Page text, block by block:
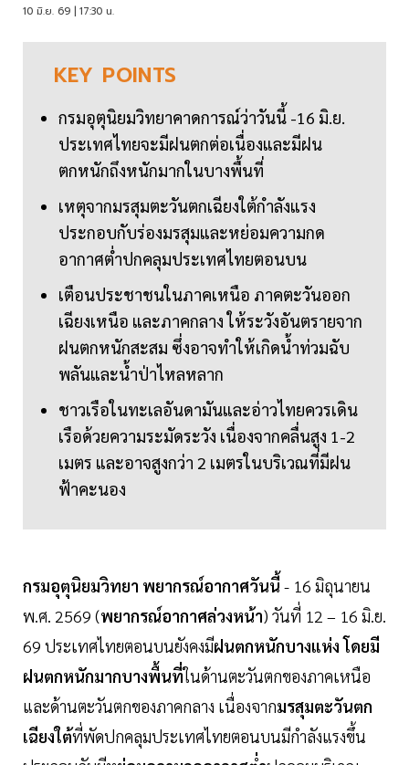
10 มิ.ย. 69 | 17:30 น.
KEY POINTS
กรมอุตุนิยมวิทยาคาดการณ์ว่าวันนี้ -16 มิ.ย.
ประเทศไทยจะมีฝนตกต่อเนื่องและมีฝน
ตกหนักถึงหนักมากในบางพื้นที่
เหตุจากมรสุมตะวันตกเฉียงใต้กำลังแรง
ประกอบกับร่องมรสุมและหย่อมความกด
อากาศต่ำปกคลุมประเทศไทยตอนบน
เตือนประชาชนในภาคเหนือ ภาคตะวันออก
เฉียงเหนือ และภาคกลาง ให้ระวังอันตรายจาก
ฝนตกหนักสะสม ซึ่งอาจทำให้เกิดน้ำท่วมฉับ
พลันและน้ำป่าไหลหลาก
ชาวเรือในทะเลอันดามันและอ่าวไทยควรเดิน
เรือด้วยความระมัดระวัง เนื่องจากคลื่นสูง 1-2
เมตร และอาจสูงกว่า 2 เมตรในบริเวณที่มีฝน
ฟ้าคะนอง
กรมอุตุนิยมวิทยา พยากรณ์อากาศวันนี้ - 16 มิถุนายน
พ.ศ. 2569 (พยากรณ์อากาศล่วงหน้า) วันที่ 12 – 16 มิ.ย.
69 ประเทศไทยตอนบนยังคงมีฝนตกหนักบางแห่ง โดยมี
ฝนตกหนักมากบางพื้นที่ในด้านตะวันตกของภาคเหนือ
และด้านตะวันตกของภาคกลาง เนื่องจากมรสุมตะวันตก
เฉียงใต้ที่พัดปกคลุมประเทศไทยตอนบนมีกำลังแรงขึ้น